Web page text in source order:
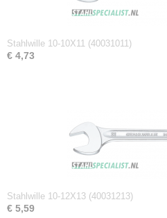
23,10 x 4,90 x 0,70 cm
Stahlwille 10-10X11 (40031011)
€ 4,73
Stahlwille 10-12X13 (40031213)
€ 5,59